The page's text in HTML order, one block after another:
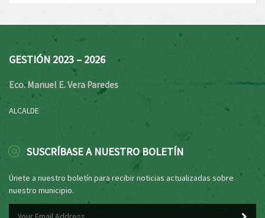
GESTIÓN 2023 – 2026
Eco. Manuel E. Vera Paredes
ALCALDE
SUSCRÍBASE A NUESTRO BOLETÍN
Únete a nuestro boletín para recibir noticias actualizadas sobre
nuestro municipio.